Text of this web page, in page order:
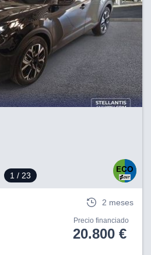
1 / 23
2 meses
Precio financiado
20.800 €